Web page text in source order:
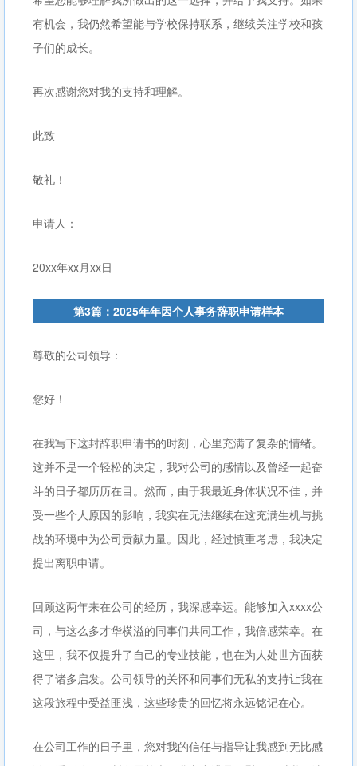
有机会，我仍然希望能与学校保持联系，继续关注学校和孩
子们的成长。
再次感谢您对我的支持和理解。
此致
敬礼！
申请人：
20xx年xx月xx日
第3篇：2025年年因个人事务辞职申请样本
尊敬的公司领导：
您好！
在我写下这封辞职申请书的时刻，心里充满了复杂的情绪。
这并不是一个轻松的决定，我对公司的感情以及曾经一起奋
斗的日子都历历在目。然而，由于我最近身体状况不佳，并
受一些个人原因的影响，我实在无法继续在这充满生机与挑
战的环境中为公司贡献力量。因此，经过慎重考虑，我决定
提出离职申请。
回顾这两年来在公司的经历，我深感幸运。能够加入xxxx公
司，与这么多才华横溢的同事们共同工作，我倍感荣幸。在
这里，我不仅提升了自己的专业技能，也在为人处世方面获
得了诸多启发。公司领导的关怀和同事们无私的支持让我在
这段旅程中受益匪浅，这些珍贵的回忆将永远铭记在心。
在公司工作的日子里，您对我的信任与指导让我感到无比感